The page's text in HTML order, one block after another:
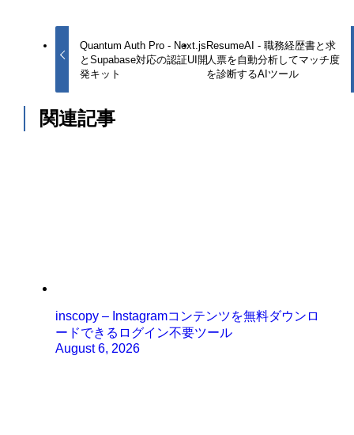
Quantum Auth Pro - Next.js
とSupabase対応の認証UI開
発キット
ResumeAI - 職務経歴書と求
人票を自動分析してマッチ度
を診断するAIツール
関連記事
inscopy – Instagramコンテンツを無料ダウンロ
ードできるログイン不要ツール
August 6, 2026